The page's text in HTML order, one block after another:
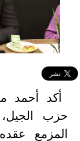
أكد أحمد
حزب
المزمع